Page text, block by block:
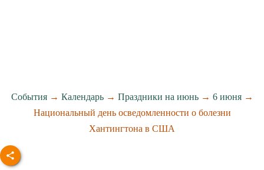
События→ Календарь→ Праздники на июнь→ 6 июня→
Национальный день осведомленности о болезни
Хантингтона в США